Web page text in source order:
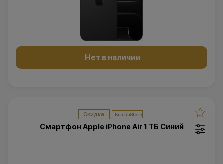
Нет в наличии
Скидка
Смартфон Apple iPhone Air 1 ТБ Синий